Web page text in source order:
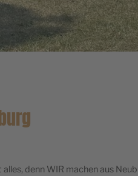
denn WIR machen aus